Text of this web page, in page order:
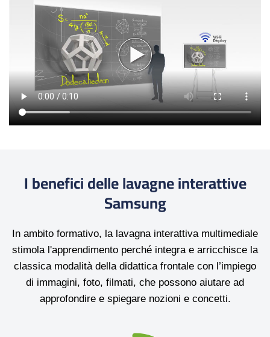
I benefici delle lavagne interattive
Samsung
In ambito formativo, la lavagna interattiva multimediale
stimola l'apprendimento perché integra e arricchisce la
classica modalità della didattica frontale con l’impiego
di immagini, foto, filmati, che possono aiutare ad
approfondire e spiegare nozioni e concetti.